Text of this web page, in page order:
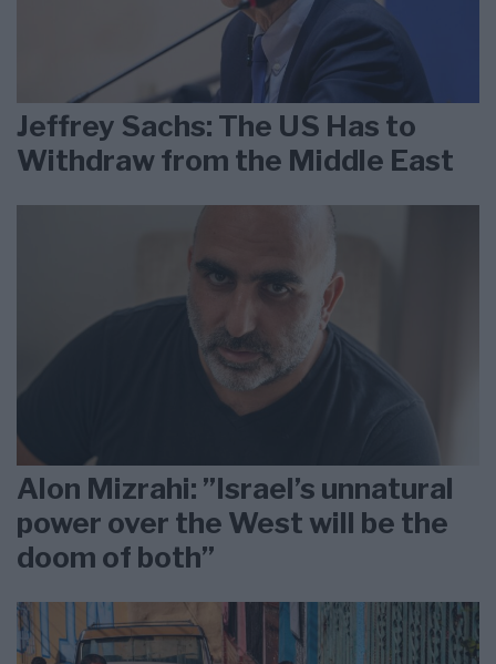
Jeffrey Sachs: The US Has to
Withdraw from the Middle East
Alon Mizrahi: ”Israel’s unnatural
power over the West will be the
doom of both”